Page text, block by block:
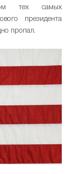
тех самых
президента
пропал.